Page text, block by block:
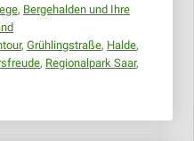
, Bergehalden und Ihre
, Grühlingstraße, Halde,
, Regionalpark Saar,